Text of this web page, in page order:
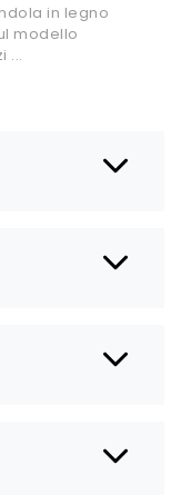
in legno
modello
...